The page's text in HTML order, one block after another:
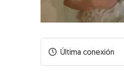
Última conexión